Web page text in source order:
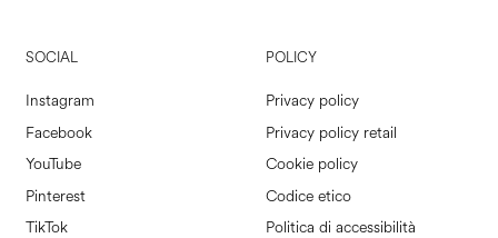
SOCIAL
Instagram
Facebook
YouTube
Pinterest
TikTok
POLICY
Privacy policy
Privacy policy retail
Cookie policy
Codice etico
Politica di accessibilità